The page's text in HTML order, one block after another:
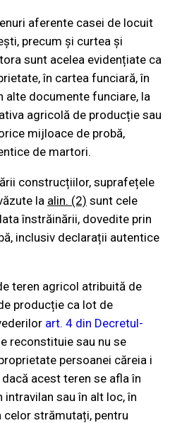
aferente casei de locuit
precum și curtea și
sunt acelea evidențiate ca
în cartea funciară, în
alte documente funciare, la
agricolă de producție sau
mijloace de probă,
de martori.
construcțiilor, suprafețele
la alin. (2) sunt cele
înstrăinării, dovedite prin
inclusiv declarații autentice
teren agricol atribuită de
producție ca lot de
art. 4 din Decretul-
reconstituie sau nu se
persoanei căreia i
acest teren se afla în
sau în alt loc, în
celor strămutați, pentru